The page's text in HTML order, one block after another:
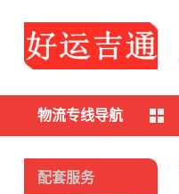
物流专线导航
配套服务